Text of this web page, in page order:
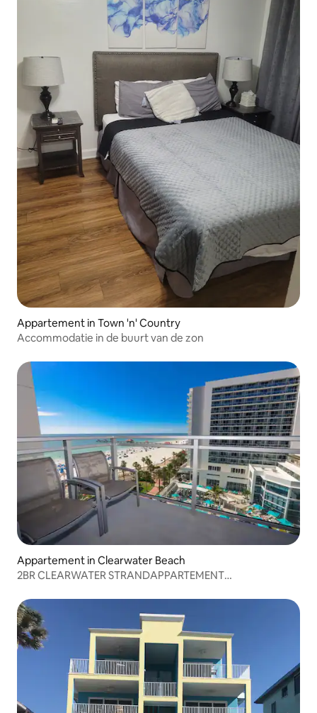
Appartement in Town 'n' Country
Accommodatie in de buurt van de zon
Appartement in Clearwater Beach
2BR CLEARWATER STRANDAPPARTEMENT